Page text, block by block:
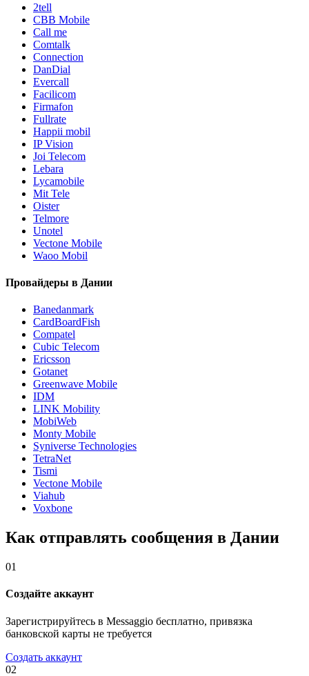
2tell
CBB Mobile
Call me
Comtalk
Connection
DanDial
Evercall
Facilicom
Firmafon
Fullrate
Happii mobil
IP Vision
Joi Telecom
Lebara
Lycamobile
Mit Tele
Oister
Telmore
Unotel
Vectone Mobile
Waoo Mobil
Провайдеры в Дании
Banedanmark
CardBoardFish
Compatel
Cubic Telecom
Ericsson
Gotanet
Greenwave Mobile
IDM
LINK Mobility
MobiWeb
Monty Mobile
Syniverse Technologies
TetraNet
Tismi
Vectone Mobile
Viahub
Voxbone
Как отправлять сообщения в Дании
01
Создайте аккаунт
Зарегистрируйтесь в Messaggio бесплатно, привязка
банковской карты не требуется
Создать аккаунт
02